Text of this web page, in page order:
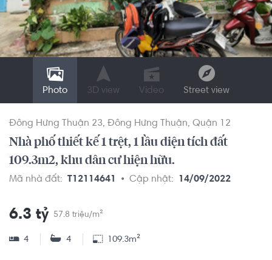
Photo 3D view Video Street view
Đông Hưng Thuận 23 Đông Hưng Thuận Quận 12
Nhà phố thiết kế 1 trệt, 1 lầu diện tích đất
109.3m2, khu dân cư hiện hữu.
Mã nhà đất: T12114641 Cập nhật: 14/09/2022
6.3 tỷ 57.8 triệu/m²
4 4 109.3m²